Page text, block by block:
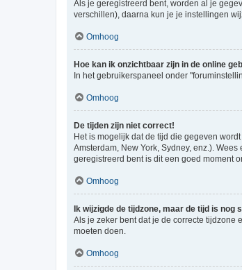
Als je geregistreerd bent, worden al je
verschillen), daarna kun je je instellingen
Omhoog
Hoe kan ik onzichtbaar zijn in de online
In het gebruikerspaneel onder
Omhoog
De tijden zijn niet correct!
Het is mogelijk dat de tijd die gegeven
Amsterdam, New York, Sydney, enz.).
geregistreerd bent is dit een goed moment
Omhoog
Ik wijzigde de tijdzone, maar de tijd is nog
Als je zeker bent dat je de correcte
moeten doen.
Omhoog